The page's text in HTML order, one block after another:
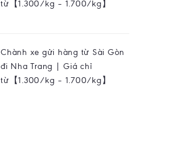
từ【1.300/kg – 1.700/kg】
Chành xe gửi hàng từ Sài Gòn
đi Nha Trang | Giá chỉ
từ【1.300/kg – 1.700/kg】